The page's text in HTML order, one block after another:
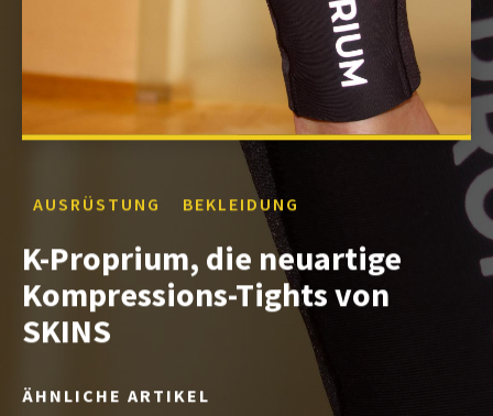
AUSRÜSTUNG BEKLEIDUNG
K-Proprium, die neuartige
Kompressions-Tights von
SKINS
ÄHNLICHE ARTIKEL